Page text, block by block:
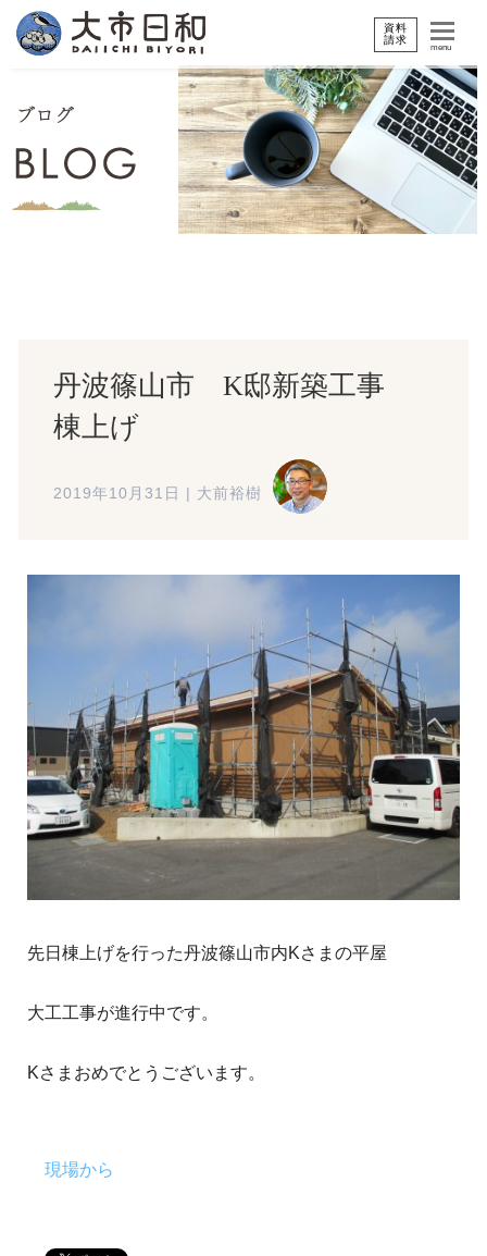
資料
請求
menu
丹波篠山市 K邸新築工事
棟上げ
2019年10月31日 大前裕樹
先日棟上げを行った丹波篠山市内Kさまの平屋
大工工事が進行中です。
Kさまおめでとうございます。
現場から